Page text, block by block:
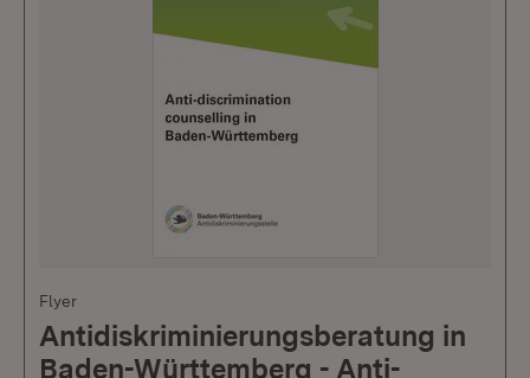
Flyer
Antidiskriminierungsberatung in
Baden-Württemberg - Anti-